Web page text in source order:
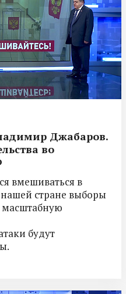
Джабаров.
во
вмешиваться в
стране выборы
масштабную
будут